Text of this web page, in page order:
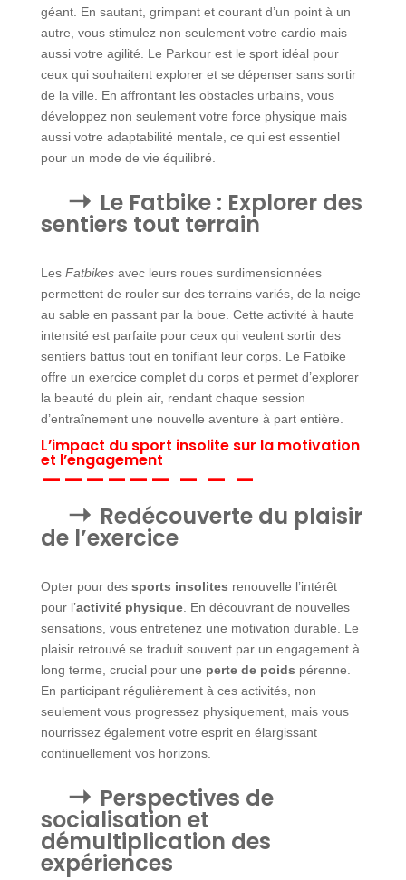
géant. En sautant, grimpant et courant d’un point à un
autre, vous stimulez non seulement votre cardio mais
aussi votre agilité. Le Parkour est le sport idéal pour
ceux qui souhaitent explorer et se dépenser sans sortir
de la ville. En affrontant les obstacles urbains, vous
développez non seulement votre force physique mais
aussi votre adaptabilité mentale, ce qui est essentiel
pour un mode de vie équilibré.
Le Fatbike : Explorer des
sentiers tout terrain
Les Fatbikesavec leurs roues surdimensionnées
permettent de rouler sur des terrains variés, de la neige
au sable en passant par la boue. Cette activité à haute
intensité est parfaite pour ceux qui veulent sortir des
sentiers battus tout en tonifiant leur corps. Le Fatbike
offre un exercice complet du corps et permet d’explorer
la beauté du plein air, rendant chaque session
d’entraînement une nouvelle aventure à part entière.
L’impact du sport insolite sur la motivation
et l’engagement
Redécouverte du plaisir
de l’exercice
Opter pour des sports insolites renouvelle l’intérêt
pour l’activité physique. En découvrant de nouvelles
sensations, vous entretenez une motivation durable. Le
plaisir retrouvé se traduit souvent par un engagement à
long terme, crucial pour une perte de poids pérenne.
En participant régulièrement à ces activités, non
seulement vous progressez physiquement, mais vous
nourrissez également votre esprit en élargissant
continuellement vos horizons.
Perspectives de
socialisation et
démultiplication des
expériences